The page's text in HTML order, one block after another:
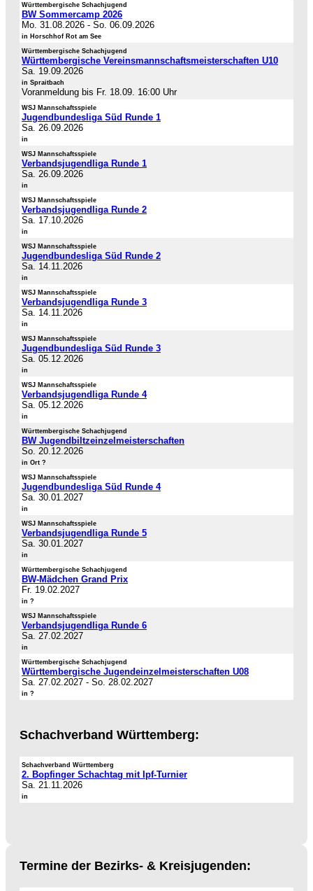
Württembergische Schachjugend
BW Sommercamp 2026
Mo. 31.08.2026 - So. 06.09.2026
in Horschhof Rot am See
Württembergische Schachjugend
Württembergische Vereinsmannschaftsmeisterschaften U10
Sa. 19.09.2026
in Spraitbach
Voranmeldung bis Fr. 18.09. 16:00 Uhr
WSJ Mannschaftsspiele
Jugendbundesliga Süd Runde 1
Sa. 26.09.2026
in
WSJ Mannschaftsspiele
Verbandsjugendliga Runde 1
Sa. 26.09.2026
in
WSJ Mannschaftsspiele
Verbandsjugendliga Runde 2
Sa. 17.10.2026
in
WSJ Mannschaftsspiele
Jugendbundesliga Süd Runde 2
Sa. 14.11.2026
in
WSJ Mannschaftsspiele
Verbandsjugendliga Runde 3
Sa. 14.11.2026
in
WSJ Mannschaftsspiele
Jugendbundesliga Süd Runde 3
Sa. 05.12.2026
in
WSJ Mannschaftsspiele
Verbandsjugendliga Runde 4
Sa. 05.12.2026
in
Württembergische Schachjugend
BW Jugendbiltzeinzelmeisterschaften
So. 20.12.2026
in Ort ?
WSJ Mannschaftsspiele
Jugendbundesliga Süd Runde 4
Sa. 30.01.2027
in
WSJ Mannschaftsspiele
Verbandsjugendliga Runde 5
Sa. 30.01.2027
in
Württembergische Schachjugend
BW-Mädchen Grand Prix
Fr. 19.02.2027
in ?
WSJ Mannschaftsspiele
Verbandsjugendliga Runde 6
Sa. 27.02.2027
in
Württembergische Schachjugend
Württembergische Jugendeinzelmeisterschaften U08
Sa. 27.02.2027 - So. 28.02.2027
in ?
Schachverband Württemberg:
Schachverband Württemberg
2. Bopfinger Schachtag mit Ipf-Turnier
Sa. 21.11.2026
in
Termine der Bezirks- & Kreisjugenden: